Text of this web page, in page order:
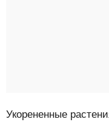
Укорененные